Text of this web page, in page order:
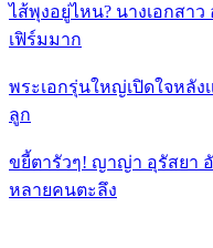
ไส้พุงอยู่ไหน? นางเอกสา
เฟิร์มมาก
พระเอกรุ่นใหญ่เปิดใจหลัง
ลูก
ขยี้ตารัวๆ! ญาญ่า อุรัสยา
หลายคนตะลึง